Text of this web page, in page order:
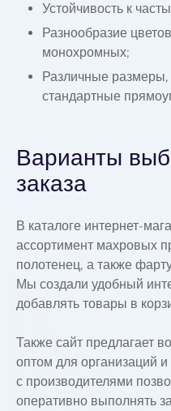
Устойчивость к
Разнообразие
монохромных;
Различные
стандартные
Варианты
заказа
В каталоге интернет-
ассортимент махровых
полотенец, а также
Мы создали удобный
добавлять товары в
Также сайт предлагает
оптом для организаций
с производителями
оперативно выполнять